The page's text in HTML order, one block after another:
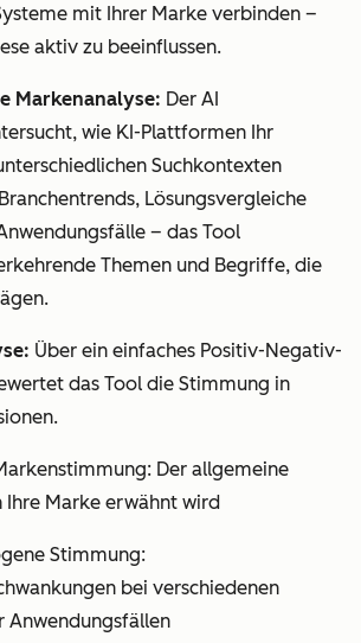
mit Ihrer Marke verbinden –
aktiv zu beeinflussen.
Markenanalyse: Der AI
wie KI-Plattformen Ihr
Suchkontexten
Lösungsvergleiche
– das Tool
Themen und Begriffe, die
Über ein einfaches Positiv-Negativ-
das Tool die Stimmung in
Der allgemeine
Ihre Marke erwähnt wird
Stimmung:
bei verschiedenen
Anwendungsfällen